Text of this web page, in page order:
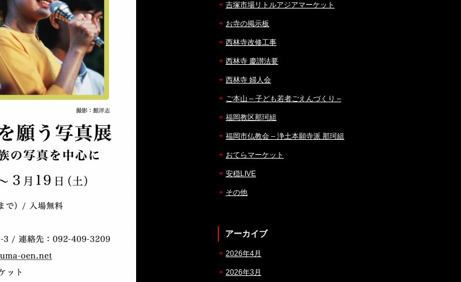
吉塚市場リトルアジアマーケット
お寺の掲示板
西林寺改修工事
西林寺 慶讃法要
西林寺 婦人会
ご本山 – 子ども若者ごえんづくり –
福岡教区那珂組
福岡市仏教会 – 浄土本願寺派 那珂組
おてらマーケット
安穏LIVE
その他
アーカイブ
2026年4月
2026年3月